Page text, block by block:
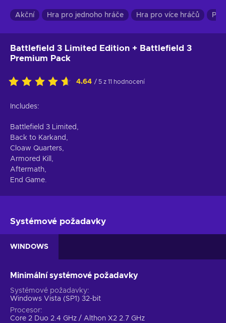
Akční Hra pro jednoho hráče Hra pro více hráčů
Battlefield 3 Limited Edition + Battlefield 3
Premium Pack
4.64 / 5 z 11 hodnocení
Includes:
Battlefield 3 Limited,
Back to Karkand,
Cloaw Quarters,
Armored Kill,
Aftermath,
End Game.
Systémové požadavky
WINDOWS
Minimální systémové požadavky
Systémové požadavky
Windows Vista (SP1) 32-bit
Procesor
Core 2 Duo 2.4 GHz / Althon X2 2.7 GHz